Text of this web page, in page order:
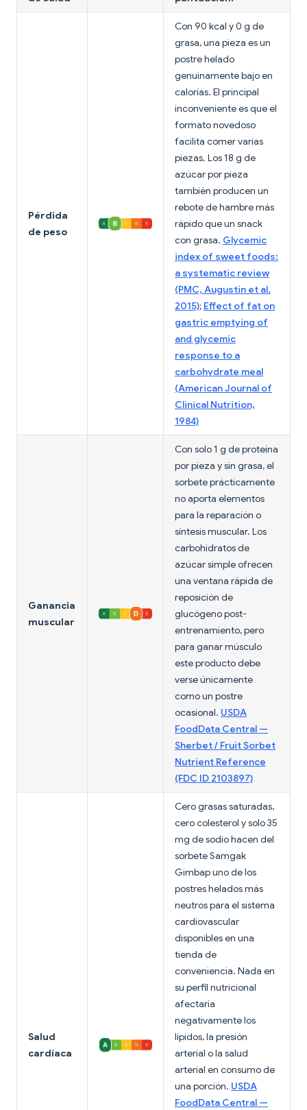
Pérdida
de peso
Con 90 kcal y 0 g de
grasa, una pieza es un
postre helado
genuinamente bajo en
calorías. El principal
inconveniente es que el
formato novedoso
facilita comer varias
piezas. Los 18 g de
azúcar por pieza
también producen un
rebote de hambre más
rápido que un snack
con grasa. Glycemic
index of sweet foods:
a systematic review
(PMC, Augustin et al.
2015); Effect of fat on
gastric emptying of
and glycemic
response to a
carbohydrate meal
(American Journal of
Clinical Nutrition,
1984)
Ganancia
muscular
Con solo 1 g de proteína
por pieza y sin grasa, el
sorbete prácticamente
no aporta elementos
para la reparación o
síntesis muscular. Los
carbohidratos de
azúcar simple ofrecen
una ventana rápida de
reposición de
glucógeno post-
entrenamiento, pero
para ganar músculo
este producto debe
verse únicamente
como un postre
ocasional. USDA
FoodData Central —
Sherbet / Fruit Sorbet
Nutrient Reference
(FDC ID 2103897)
Salud
cardíaca
Cero grasas saturadas,
cero colesterol y solo 35
mg de sodio hacen del
sorbete Samgak
Gimbap uno de los
postres helados más
neutros para el sistema
cardiovascular
disponibles en una
tienda de
conveniencia. Nada en
su perfil nutricional
afectaría
negativamente los
lípidos, la presión
arterial o la salud
arterial en consumo de
una porción. USDA
FoodData Central —